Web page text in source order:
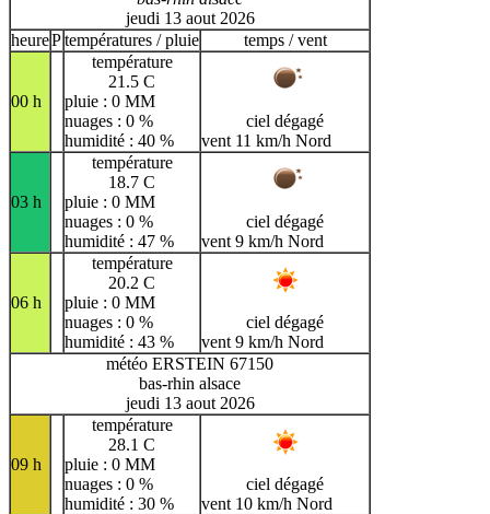
jeudi 13 aout 2026
heurePtempératures / pluie temps / vent
00 h
température
21.5 C
pluie : 0 MM
nuages : 0 %
humidité : 40 %
ciel dégagé
vent 11 km/h Nord
03 h
température
18.7 C
pluie : 0 MM
nuages : 0 %
humidité : 47 %
ciel dégagé
vent 9 km/h Nord
06 h
température
20.2 C
pluie : 0 MM
nuages : 0 %
humidité : 43 %
ciel dégagé
vent 9 km/h Nord
météo ERSTEIN 67150
bas-rhin alsace
jeudi 13 aout 2026
09 h
température
28.1 C
pluie : 0 MM
nuages : 0 %
humidité : 30 %
ciel dégagé
vent 10 km/h Nord